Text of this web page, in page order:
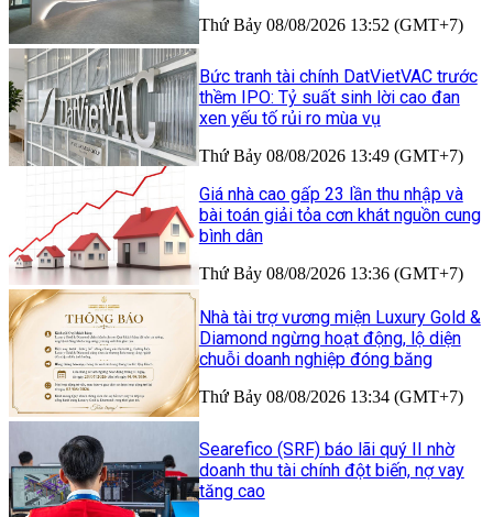
Thứ Bảy 08/08/2026 13:52 (GMT+7)
Bức tranh tài chính DatVietVAC trước
thềm IPO: Tỷ suất sinh lời cao đan
xen yếu tố rủi ro mùa vụ
Thứ Bảy 08/08/2026 13:49 (GMT+7)
Giá nhà cao gấp 23 lần thu nhập và
bài toán giải tỏa cơn khát nguồn cung
bình dân
Thứ Bảy 08/08/2026 13:36 (GMT+7)
Nhà tài trợ vương miện Luxury Gold &
Diamond ngừng hoạt động, lộ diện
chuỗi doanh nghiệp đóng băng
Thứ Bảy 08/08/2026 13:34 (GMT+7)
Searefico (SRF) báo lãi quý II nhờ
doanh thu tài chính đột biến, nợ vay
tăng cao